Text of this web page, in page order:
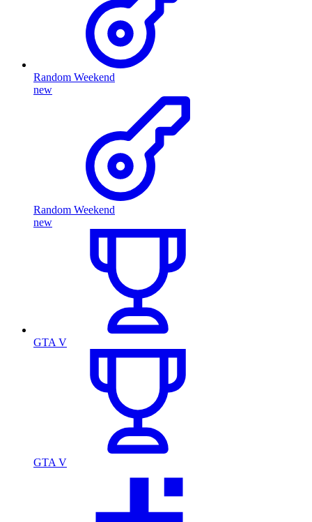
Random Weekend
new
Random Weekend
new
GTA V
GTA V